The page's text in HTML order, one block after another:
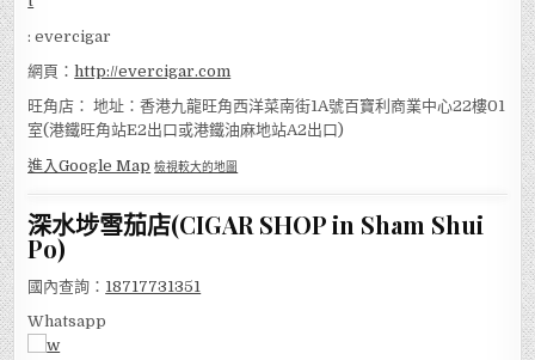
: evercigar
網頁：http://evercigar.com
旺角店： 地址：香港九龍旺角西洋菜南街1A號百寶利商業中心22樓01
室(港鐵旺角站E2出口或港鐵油麻地站A2出口)
進入Google Map 檢視較大的地圖
深水埗雪茄店(CIGAR SHOP in Sham Shui
Po)
國內查詢： 18717731351
Whatsapp